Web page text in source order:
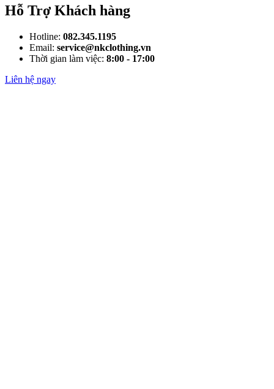
Hỗ Trợ Khách hàng
Hotline: 082.345.1195
Email: service@nkclothing.vn
Thời gian làm việc: 8:00 - 17:00
Liên hệ ngay